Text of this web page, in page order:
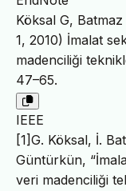
Köksal G,
1, 2010) İmalat
madenciliği
47–65.
IEEE
[1]G. Köksal, İ.
Güntürkün,
veri madenciliği